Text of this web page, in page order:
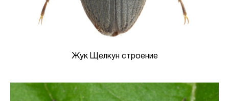
Жук Щелкун строение